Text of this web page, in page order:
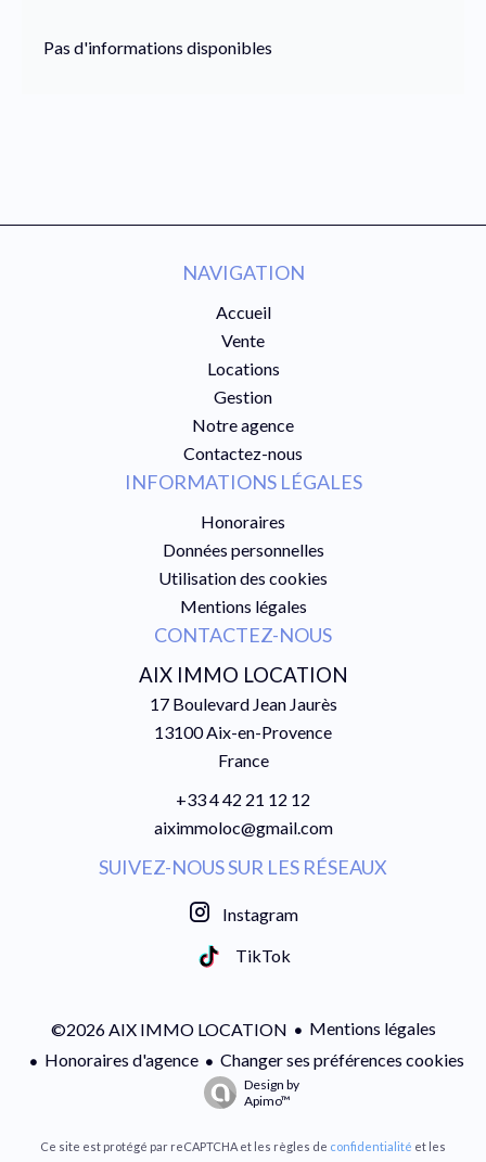
Pas d'informations disponibles
NAVIGATION
Accueil
Vente
Locations
Gestion
Notre agence
Contactez-nous
INFORMATIONS LÉGALES
Honoraires
Données personnelles
Utilisation des cookies
Mentions légales
CONTACTEZ-NOUS
AIX IMMO LOCATION
17 Boulevard Jean Jaurès
13100Aix-en-Provence
France
+33 4 42 21 12 12
aiximmoloc@gmail.com
SUIVEZ-NOUS SUR LES RÉSEAUX
Instagram
TikTok
©2026 AIX IMMO LOCATION
Mentions légales
Honoraires d'agence
Changer ses préférences cookies
Design by
Apimo™
Ce site est protégé par reCAPTCHA et les règles de confidentialité et les